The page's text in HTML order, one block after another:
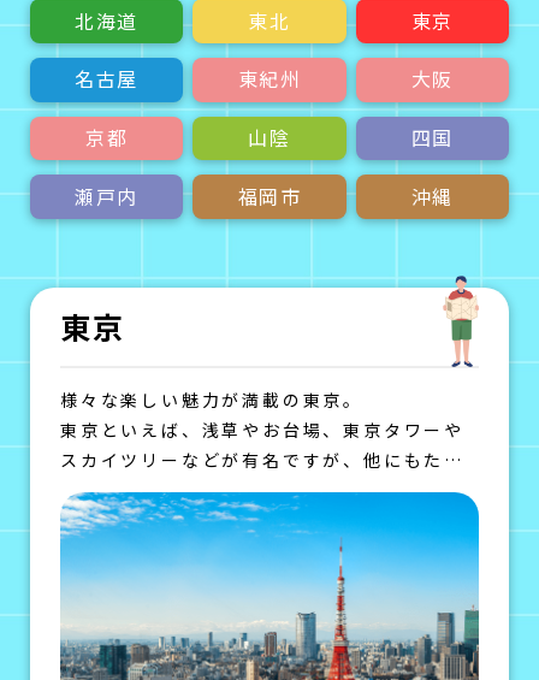
北海道 東北 東京
名古屋 東紀州 大阪
京都 山陰 四国
瀬戸内 福岡市 沖縄
東京
様々な楽しい魅力が満載の東京。
東京といえば、浅草やお台場、東京タワーや
スカイツリーなどが有名ですが、他にもたく
さんの観光名所があり...